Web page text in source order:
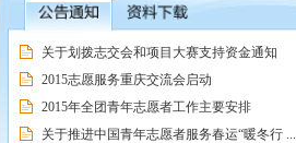
关于划拨志交会和项目大赛支持资金通知
2015志愿服务重庆交流会启动
2015年全团青年志愿者工作主要安排
关于推进中国青年志愿者服务春运“暖冬行 ...